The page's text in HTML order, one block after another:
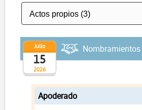
2026
Julio
15
Nombramientos
Apoderado